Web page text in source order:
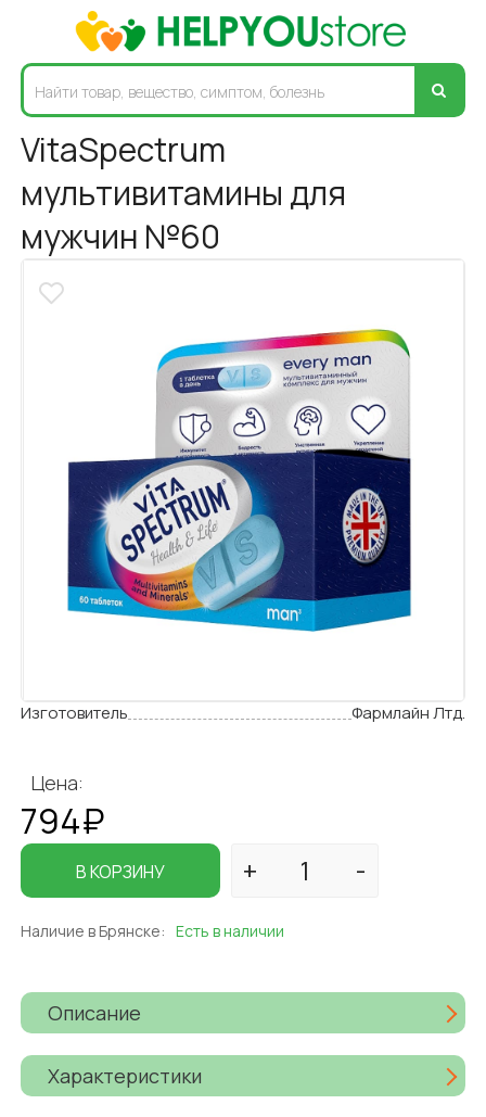
VitaSpectrum
мультивитамины для
мужчин №60
Изготовитель Фармлайн Лтд.
Цена:
794₽
В КОРЗИНУ
Наличие в Брянске: Есть в наличии
Описание
Характеристики